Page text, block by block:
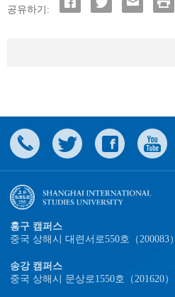
공유하기:
홍구 캠퍼스
중국 상해시 대련서로550호（200083）
송강 캠퍼스
중국 상해시 문상로1550호（201620）